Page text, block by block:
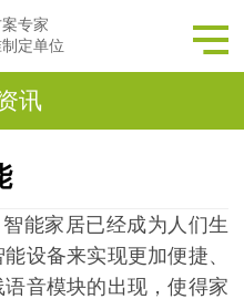
专家
定单位
讯
能家居已经成为人们生
设备来实现更加便捷、
音模块的出现，使得家